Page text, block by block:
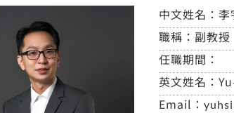
中文姓名： 李
職稱： 副教授
任職期間：
英文姓名：
Email：